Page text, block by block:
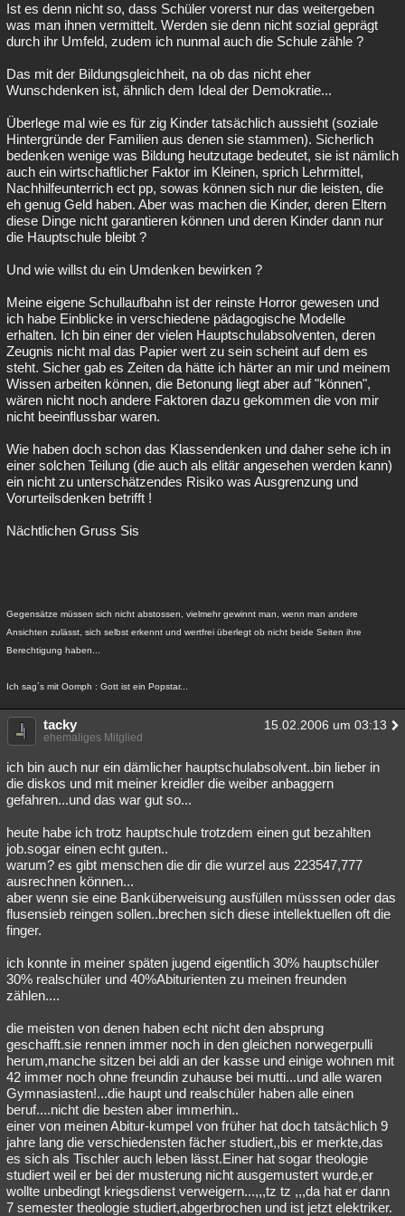
Ist es denn nicht so, dass Schüler vorerst nur das weitergeben
was man ihnen vermittelt. Werden sie denn nicht sozial geprägt
durch ihr Umfeld, zudem ich nunmal auch die Schule zähle ?
Das mit der Bildungsgleichheit, na ob das nicht eher
Wunschdenken ist, ähnlich dem Ideal der Demokratie...
Überlege mal wie es für zig Kinder tatsächlich aussieht (soziale
Hintergründe der Familien aus denen sie stammen). Sicherlich
bedenken wenige was Bildung heutzutage bedeutet, sie ist nämlich
auch ein wirtschaftlicher Faktor im Kleinen, sprich Lehrmittel,
Nachhilfeunterrich ect pp, sowas können sich nur die leisten, die
eh genug Geld haben. Aber was machen die Kinder, deren Eltern
diese Dinge nicht garantieren können und deren Kinder dann nur
die Hauptschule bleibt ?
Und wie willst du ein Umdenken bewirken ?
Meine eigene Schullaufbahn ist der reinste Horror gewesen und
ich habe Einblicke in verschiedene pädagogische Modelle
erhalten. Ich bin einer der vielen Hauptschulabsolventen, deren
Zeugnis nicht mal das Papier wert zu sein scheint auf dem es
steht. Sicher gab es Zeiten da hätte ich härter an mir und meinem
Wissen arbeiten können, die Betonung liegt aber auf "können",
wären nicht noch andere Faktoren dazu gekommen die von mir
nicht beeinflussbar waren.
Wie haben doch schon das Klassendenken und daher sehe ich in
einer solchen Teilung (die auch als elitär angesehen werden kann)
ein nicht zu unterschätzendes Risiko was Ausgrenzung und
Vorurteilsdenken betrifft !
Nächtlichen Gruss Sis
Gegensätze müssen sich nicht abstossen, vielmehr gewinnt man, wenn man andere
Ansichten zulässt, sich selbst erkennt und wertfrei überlegt ob nicht beide Seiten ihre
Berechtigung haben...
Ich sag´s mit Oomph : Gott ist ein Popstar...
tacky 15.02.2006 um 03:13
ehemaliges Mitglied
ich bin auch nur ein dämlicher hauptschulabsolvent..bin lieber in
die diskos und mit meiner kreidler die weiber anbaggern
gefahren...und das war gut so...
heute habe ich trotz hauptschule trotzdem einen gut bezahlten
job.sogar einen echt guten..
warum? es gibt menschen die dir die wurzel aus 223547,777
ausrechnen können...
aber wenn sie eine Banküberweisung ausfüllen müsssen oder das
flusensieb reingen sollen..brechen sich diese intellektuellen oft die
finger.
ich konnte in meiner späten jugend eigentlich 30% hauptschüler
30% realschüler und 40%Abiturienten zu meinen freunden
zählen....
die meisten von denen haben echt nicht den absprung
geschafft.sie rennen immer noch in den gleichen norwegerpulli
herum,manche sitzen bei aldi an der kasse und einige wohnen mit
42 immer noch ohne freundin zuhause bei mutti...und alle waren
Gymnasiasten!...die haupt und realschüler haben alle einen
beruf....nicht die besten aber immerhin..
einer von meinen Abitur-kumpel von früher hat doch tatsächlich 9
jahre lang die verschiedensten fächer studiert,,bis er merkte,das
es sich als Tischler auch leben lässt.Einer hat sogar theologie
studiert weil er bei der musterung nicht ausgemustert wurde,er
wollte unbedingt kriegsdienst verweigern...,,,tz tz ,,,da hat er dann
7 semester theologie studiert,abgerbrochen und ist jetzt elektriker.